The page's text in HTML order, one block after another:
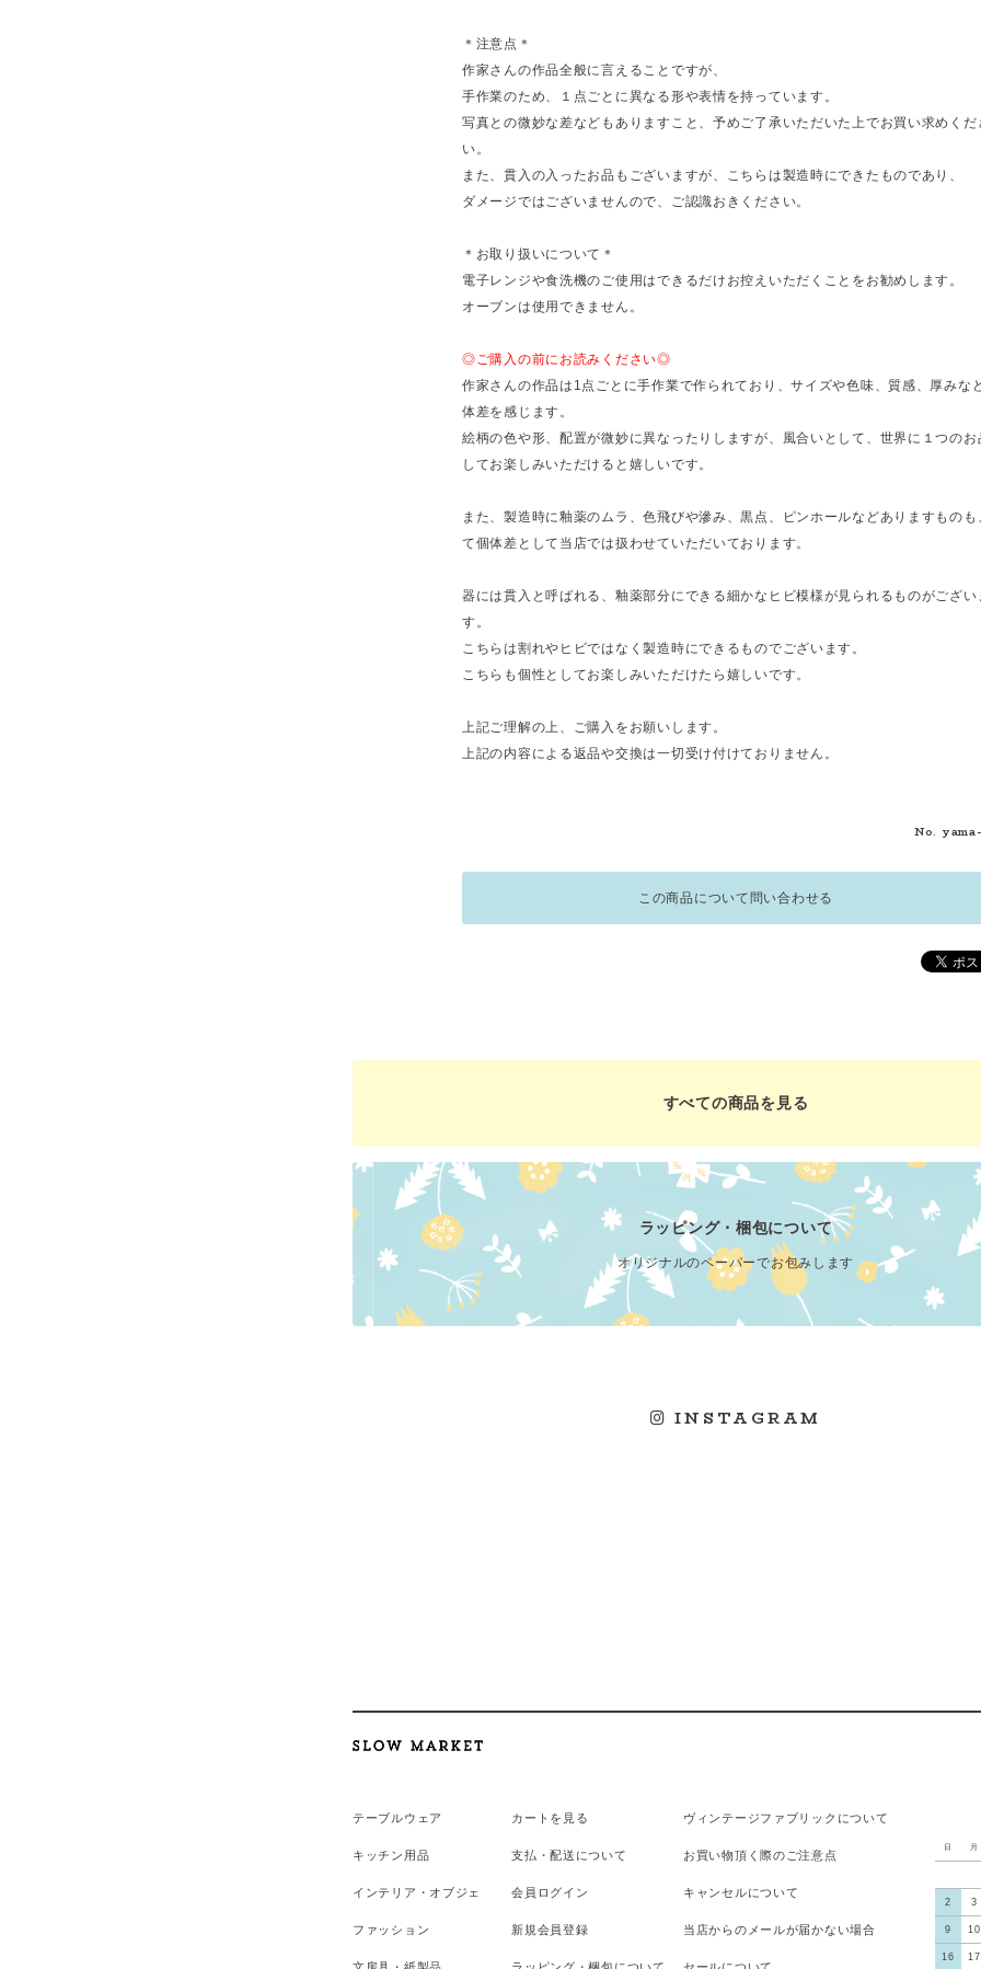
＊注意点＊
作家さんの作品全般に言えることですが、
手作業のため、１点ごとに異なる形や表情を持っています。
写真との微妙な差などもありますこと、予めご了承いただいた上でお買い求めくだ
い。
また、貫入の入ったお品もございますが、こちらは製造時にできたものであり、
ダメージではございませんので、ご認識おきください。
＊お取り扱いについて＊
電子レンジや食洗機のご使用はできるだけお控えいただくことをお勧めします。
オーブンは使用できません。
◎ご購入の前にお読みください◎
作家さんの作品は1点ごとに手作業で作られており、サイズや色味、質感、厚みな
体差を感じます。
絵柄の色や形、配置が微妙に異なったりしますが、風合いとして、世界に１つのお
してお楽しみいただけると嬉しいです。
また、製造時に釉薬のムラ、色飛びや滲み、黒点、ピンホールなどありますものも
て個体差として当店では扱わせていただいております。
器には貫入と呼ばれる、釉薬部分にできる細かなヒビ模様が見られるものがござい
す。
こちらは割れやヒビではなく製造時にできるものでございます。
こちらも個性としてお楽しみいただけたら嬉しいです。
上記ご理解の上、ご購入をお願いします。
上記の内容による返品や交換は一切受け付けておりません。
No.
この商品について問い合わせる
すべての商品を見る
ラッピング・梱包について
オリジナルのペーパーでお包みします
INSTAGRAM
テーブルウェア
キッチン用品
インテリア・オブジェ
ファッション
カートを見る
支払 ・配送について
会員ログイン
新規会員登録
ヴィンテージファブリックについて
お買い物頂く際のご注意点
キャンセルについて
当店からのメールが届かない場合
日 月
2 3
9 10
16 17